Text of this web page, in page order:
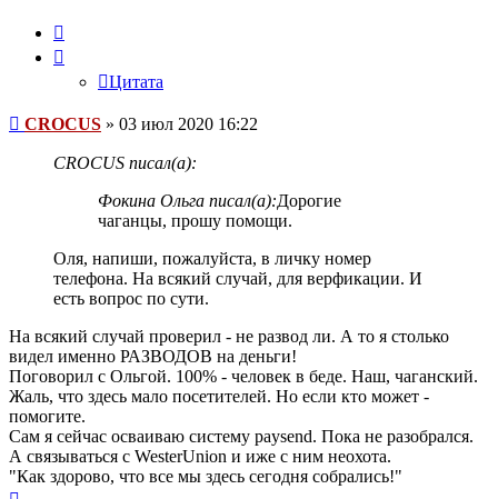
Цитата
Сообщение
CROCUS » 03 июл 2020 16:22
CROCUS писал(а):
Фокина Ольга писал(а):Дорогие
чаганцы, прошу помощи.
Оля, напиши, пожалуйста, в личку номер
телефона. На всякий случай, для верфикации. И
есть вопрос по сути.
На всякий случай проверил - не развод ли. А то я столько
видел именно РАЗВОДОВ на деньги!
Поговорил с Ольгой. 100% - человек в беде. Наш, чаганский.
Жаль, что здесь мало посетителей. Но если кто может -
помогите.
Сам я сейчас осваиваю систему paysend. Пока не разобрался.
А связываться с WesterUnion и иже с ним неохота.
"Как здорово, что все мы здесь сегодня собрались!"